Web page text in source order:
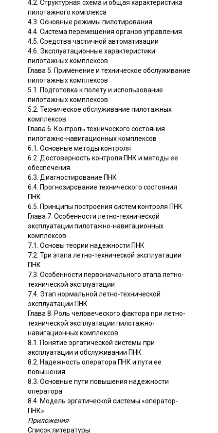
4.2. Структурная схема и общая характеристика
пилотажного комплекса
4.3. Основные режимы пилотирования
4.4. Система перемещения органов управления
4.5. Средства частичной автоматизации
4.6. Эксплуатационные характеристики
пилотажных комплексов
Глава 5. Применение и техническое обслуживание
пилотажных комплексов
5.1. Подготовка к полету и использование
пилотажных комплексов
5.2. Техническое обслуживание пилотажных
комплексов
Глава 6. Контроль технического состояния
пилотажно-навигационных комплексов
6.1. Основные методы контроля
6.2. Достоверность контроля ПНК и методы ее
обеспечения
6.3. Диагностирование ПНК
6.4. Прогнозирование технического состояния
ПНК
6.5. Принципы построения систем контроля ПНК
Глава 7. Особенности летно-технической
эксплуатации пилотажно-навигационных
комплексов
7.1. Основы теории надежности ПНК
7.2. Три этапа летно-технической эксплуатации
ПНК
7.3. Особенности первоначального этапа летно-
технической эксплуатации
7.4. Этап нормальной летно-технической
эксплуатации ПНК
Глава 8. Роль человеческого фактора при летно-
технической эксплуатации пилотажно-
навигационных комплексов
8.1. Понятие эргатической системы при
эксплуатации и обслуживании ПНК
8.2. Надежность оператора ПНК и пути ее
повышения
8.3. Основные пути повышения надежности
оператора
8.4. Модель эргатической системы «оператор-
ПНК»
Приложения
Список литературы